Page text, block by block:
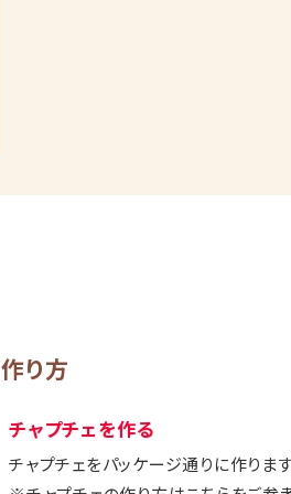
作り方
チャプチェを作る
チャプチェをパッケージ通りに作ります